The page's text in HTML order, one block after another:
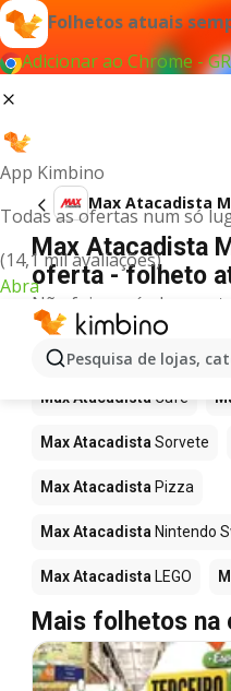
Folhetos atuais
Adicionar ao Chrome -
App Kimbino
Todas as ofertas num só
(14,1 mil avaliações)
Abra
Pesquisa de lojas,
Max Atacadista
Max Atacadista
oferta - folheto
Não foi possível
para este termo.
Mais produtos
Max Atacadista Café
Max Atacadista Sorvete
Max Atacadista Pizza
Max Atacadista Nintendo
Max Atacadista LEGO
Mais folhetos na